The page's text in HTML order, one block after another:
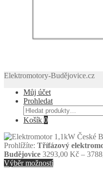
Elektromotory-Budějovice.cz
Můj účet
Prohledat
Hledat:
Košík 0
Prohlížíte: Třífázový
Budějovice 3293,00 Kč –
Výběr možností